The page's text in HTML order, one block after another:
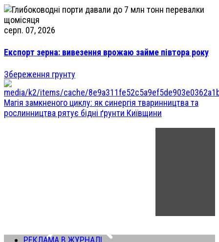
серп. 07, 2026
Експорт зерна: вивезення врожаю займе півтора року
Збереження грунту
Магія замкненого циклу: як синергія тваринництва та
рослинництва рятує бідні ґрунти Київщини
РЕКЛАМА В ЖУРНАЛІ